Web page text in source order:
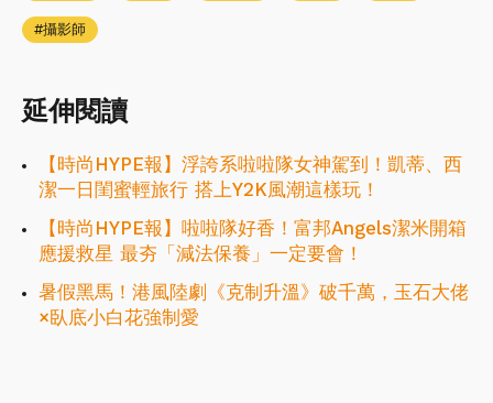
攝影師
延伸閱讀
【時尚HYPE報】浮誇系啦啦隊女神駕到！凱蒂、西
潔一日閨蜜輕旅行 搭上Y2K風潮這樣玩！
【時尚HYPE報】啦啦隊好香！富邦Angels潔米開箱
應援救星 最夯「減法保養」一定要會！
暑假黑馬！港風陸劇《克制升溫》破千萬，玉石大佬
×臥底小白花強制愛